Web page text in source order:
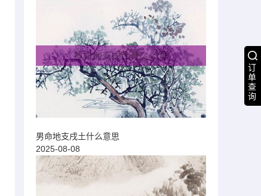
订
单
查
询
男命地支戌土什么意思
2025-08-08